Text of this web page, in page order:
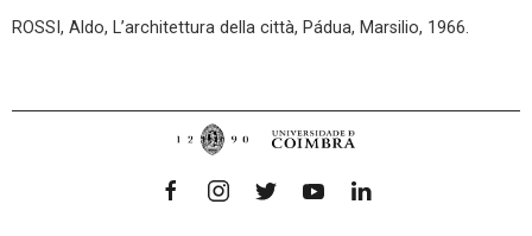
ROSSI, Aldo, L’architettura della città, Pádua, Marsilio, 1966.